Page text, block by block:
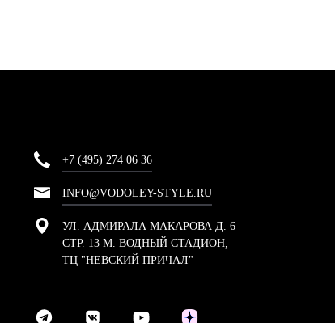
+7 (495) 274 06 36
INFO@VODOLEY-STYLE.RU
УЛ. АДМИРАЛА МАКАРОВА Д. 6
СТР. 13 М. ВОДНЫЙ СТАДИОН,
ТЦ "НЕВСКИЙ ПРИЧАЛ"